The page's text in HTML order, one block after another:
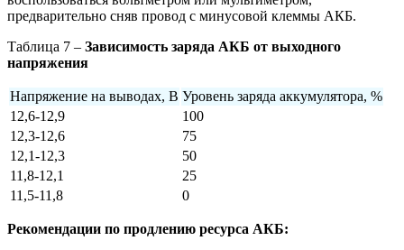
предварительно сняв провод с минусовой клеммы АКБ.
Таблица 7 – Зависимость заряда АКБ от выходного
напряжения
Напряжение на выводах, В Уровень заряда аккумулятора, %
12,6-12,9
100
12,3-12,6
75
12,1-12,3
50
11,8-12,1
25
11,5-11,8
0
Рекомендации по продлению ресурса АКБ: